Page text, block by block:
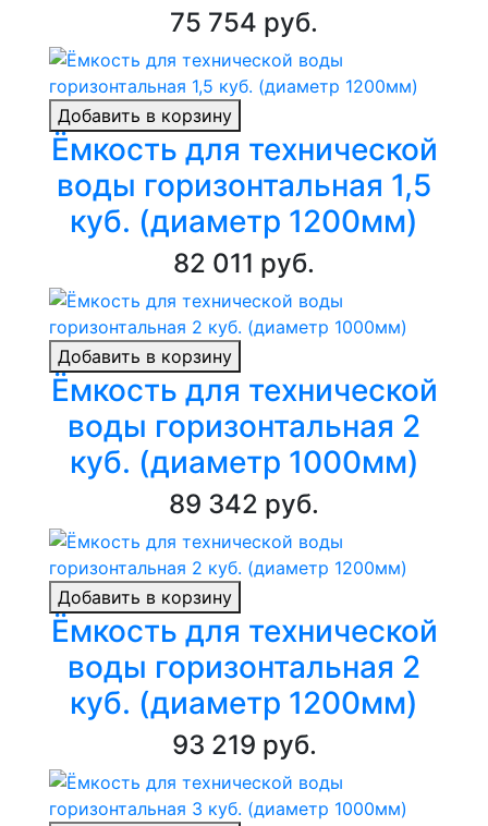
75 754 руб.
Добавить в корзину
Ёмкость для технической
воды горизонтальная 1,5
куб. (диаметр 1200мм)
82 011 руб.
Добавить в корзину
Ёмкость для технической
воды горизонтальная 2
куб. (диаметр 1000мм)
89 342 руб.
Добавить в корзину
Ёмкость для технической
воды горизонтальная 2
куб. (диаметр 1200мм)
93 219 руб.